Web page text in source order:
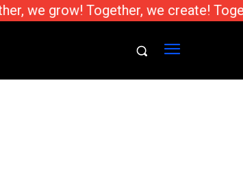
grow! Together, we create!